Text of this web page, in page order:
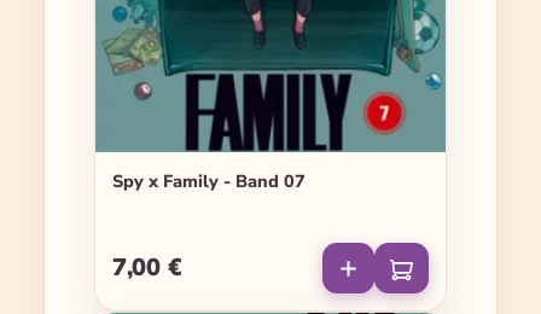
Spy x Family - Band 07
Regulärer Preis:
7,00 €